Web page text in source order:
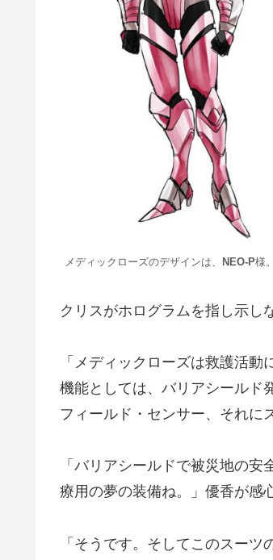
メディックローズのデザインは、 NEO-P様。
クリスがホログラムを指し示し
「メディックローズは救護活
機能としては、バリアシールド
フィールド・センサー、それに
「バリアシールドで被災地の
療用の夢の装備ね。」優香が感
「そうです。そしてこのスー